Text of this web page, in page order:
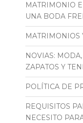
MATRIMONIO
UNA BODA
MATRIMONIOS
NOVIAS:
ZAPATOS Y
POLÍTICA DE
REQUISITOS
NECESITO